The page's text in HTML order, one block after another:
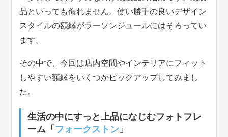
品といっても侮れません。使い勝手の良いデザイン
スタイルの額縁がラーソンジュールにはそろってい
ます。
その中で、今回は店内空間やインテリアにフィット
しやすい額縁をいくつかピックアップしてみまし
た。
生活の中にすっと上品になじむフォトフレ
ーム「 フォークストン 」